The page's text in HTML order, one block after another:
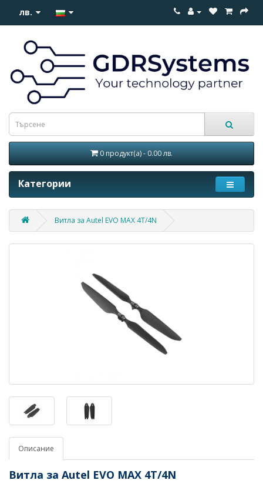
лв.
0 продукт(а) - 0.00 лв.
Категории
Витла за Autel EVO MAX 4T/4N
Описание
Витла за Autel EVO MAX 4T/4N